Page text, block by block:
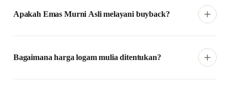
pengiriman ke alamat atau mengambilnya langsung di cabang.
Apakah Emas Murni Asli melayani buyback?
Ya. Kami menyediakan layanan buyback logam mulia. Anda
estimasi nilai sebelum bertransaksi.
Bagaimana harga logam mulia ditentukan?
Harga diperbarui secara berkala mengikuti pergerakan pasar